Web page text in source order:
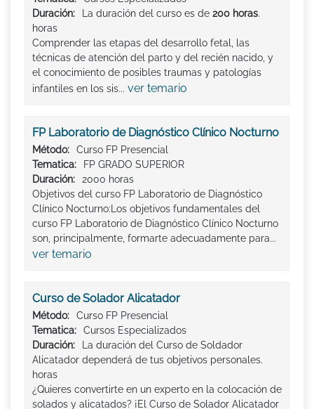
Duración:
La duración del curso es de 200 horas.
horas
Comprender las etapas del desarrollo fetal, las
técnicas de atención del parto y del recién nacido, y
el conocimiento de posibles traumas y patologías
infantiles en los sis... ver temario
FP Laboratorio de Diagnóstico Clínico Nocturno
Método:
Curso FP Presencial
Tematica:
FP GRADO SUPERIOR
Duración:
2000 horas
Objetivos del curso FP Laboratorio de Diagnóstico
Clínico Nocturno:Los objetivos fundamentales del
curso FP Laboratorio de Diagnóstico Clínico Nocturno
son, principalmente, formarte adecuadamente para...
ver temario
Curso de Solador Alicatador
Método:
Curso FP Presencial
Tematica:
Cursos Especializados
Duración:
La duración del Curso de Soldador
Alicatador dependerá de tus objetivos personales.
horas
¿Quieres convertirte en un experto en la colocación de
solados y alicatados? ¡El Curso de Solador Alicatador